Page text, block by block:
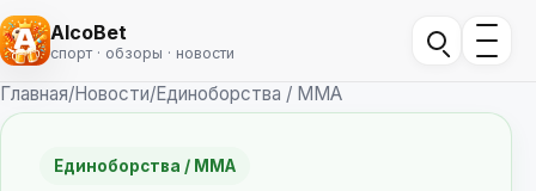
AlcoBet
спорт · обзоры · новости
Главная/Новости/Единоборства / ММА
Единоборства / ММА